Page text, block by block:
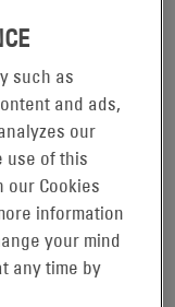
społecznych i
działalności
praw
obywatelem
osób, które
w jej imieniu.
sprzedawcy i
tych samych
jak określono w
such as
and ads,
our
use of this
our Cookies
information
your mind
any time by